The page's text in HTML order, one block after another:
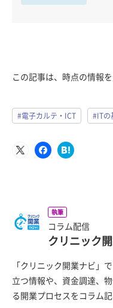
この記事は、時点の情報
#電子カルテ・ICT #ITの
執筆
コラム配信
クリニック
「クリニック開業ナビ」
立つ情報や、資金調達、
る開業プロセスをコラム